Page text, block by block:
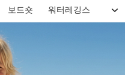
보드숏 워터레깅스 비
메뉴